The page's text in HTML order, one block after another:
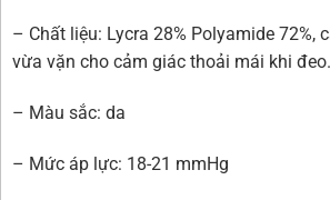
– Chất liệu: Lycra 28% Polyamide 72%,
vừa vặn cho cảm giác thoải mái khi đeo.
– Màu sắc: da
– Mức áp lực: 18-21 mmHg